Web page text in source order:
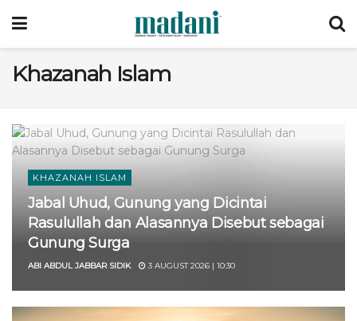
Khazanah Islam
KHAZANAH ISLAM
Jabal Uhud, Gunung yang Dicintai
Rasulullah dan Alasannya Disebut sebagai
Gunung Surga
ABI ABDUL JABBAR SIDIK 3 AUGUST 2026 | 10:30